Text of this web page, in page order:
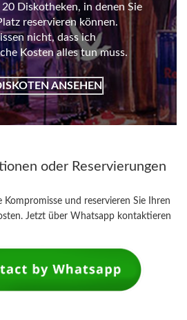
20 Diskotheken, in denen Sie
reservieren können.
nicht, dass ich
Kosten alles tun muss.
ANSEHEN
oder Reservierungen
Kompromisse und reservieren Sie Ihren
Jetzt über Whatsapp kontaktieren